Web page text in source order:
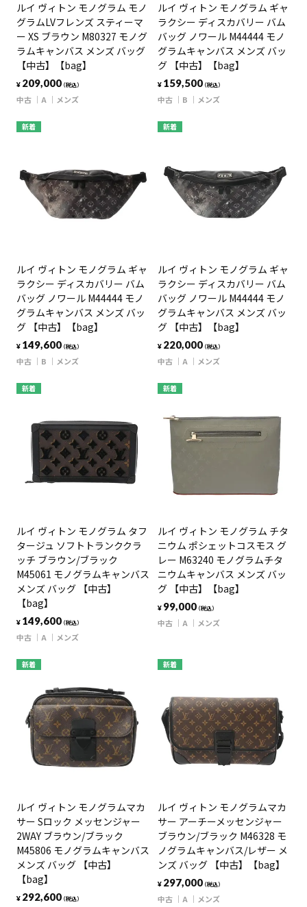
ルイ ヴィトン モノグラム モノ
グラムLVフレンズ スティーマ
ー XS ブラウン M80327 モノグ
ラムキャンバス メンズ バッグ
【中古】【bag】
¥ 209,000（税込）
中古 A メンズ
ルイ ヴィトン モノグラム ギャ
ラクシー ディスカバリー バム
バッグ ノワール M44444 モノ
グラムキャンバス メンズ バッ
グ 【中古】【bag】
¥ 159,500（税込）
中古 B メンズ
新着
ルイ ヴィトン モノグラム ギャ
ラクシー ディスカバリー バム
バッグ ノワール M44444 モノ
グラムキャンバス メンズ バッ
グ 【中古】【bag】
¥ 149,600（税込）
中古 B メンズ
新着
ルイ ヴィトン モノグラム ギャ
ラクシー ディスカバリー バム
バッグ ノワール M44444 モノ
グラムキャンバス メンズ バッ
グ 【中古】【bag】
¥ 220,000（税込）
中古 A メンズ
新着
ルイ ヴィトン モノグラム タフ
タージュ ソフトトランククラ
ッチ ブラウン/ブラック
M45061 モノグラムキャンバス
メンズ バッグ 【中古】
【bag】
¥ 149,600（税込）
中古 A メンズ
新着
ルイ ヴィトン モノグラム チタ
ニウム ポシェットコスモス グ
レー M63240 モノグラムチタ
ニウムキャンバス メンズ バッ
グ 【中古】【bag】
¥ 99,000（税込）
中古 A メンズ
新着
ルイ ヴィトン モノグラムマカ
サー Sロック メッセンジャー
2WAY ブラウン/ブラック
M45806 モノグラムキャンバス
メンズ バッグ 【中古】
【bag】
¥ 292,600（税込）
新着
ルイ ヴィトン モノグラムマカ
サー アーチーメッセンジャー
ブラウン/ブラック M46328 モ
ノグラムキャンバス/レザー メ
ンズ バッグ 【中古】【bag】
¥ 297,000（税込）
中古 A メンズ